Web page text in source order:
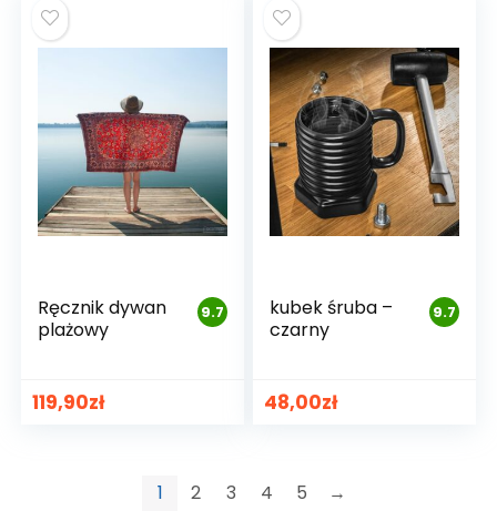
9.7
Ręcznik dywan
plażowy
119,90zł
9.7
kubek śruba –
czarny
48,00zł
1 2 3 4 5 →